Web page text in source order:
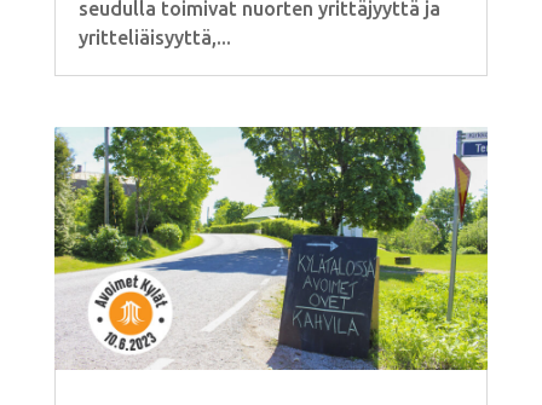
seudulla toimivat nuorten yrittäjyyttä ja
yritteliäisyyttä,...